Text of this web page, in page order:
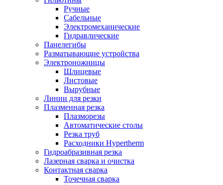
Ручные
Сабельные
Электромеханические
Гидравлические
Панелегибы
Разматывающие устройства
Электроножницы
Шлицевые
Листовые
Вырубные
Линии для резки
Плазменная резка
Плазморезы
Автоматические столы
Резка труб
Расходники Hypertherm
Гидроабразивная резка
Лазерная сварка и очистка
Контактная сварка
Точечная сварка